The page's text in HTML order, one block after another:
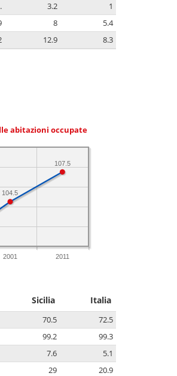
3.2
1
8
5.4
12.9 8.3
abitazioni occupate
2001 2011
107.5
104.5
Sicilia Italia
70.5
72.5
99.2
99.3
7.6
5.1
29
20.9